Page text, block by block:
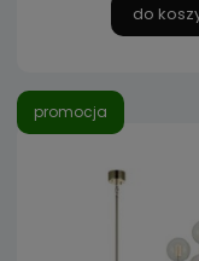
do
promocja